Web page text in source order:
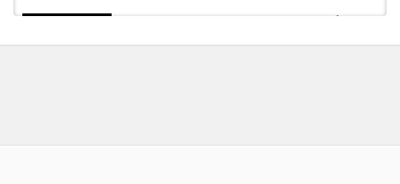
מיכל המעצימה - מסרים בתקשור ואימון אישי